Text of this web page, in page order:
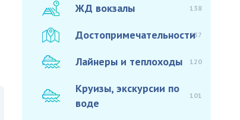
ЖД вокзалы 138
Достопримечательности937
Лайнеры и теплоходы 120
Круизы, экскурсии по
воде
101